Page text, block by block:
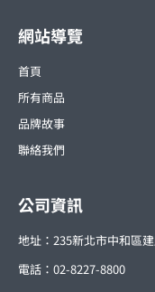
o
k
-
r
a
m
網站導覽
首頁
所有商品
品牌故事
聯絡我們
公司資訊
地址：235新北市中和區
電話：02-8227-8800